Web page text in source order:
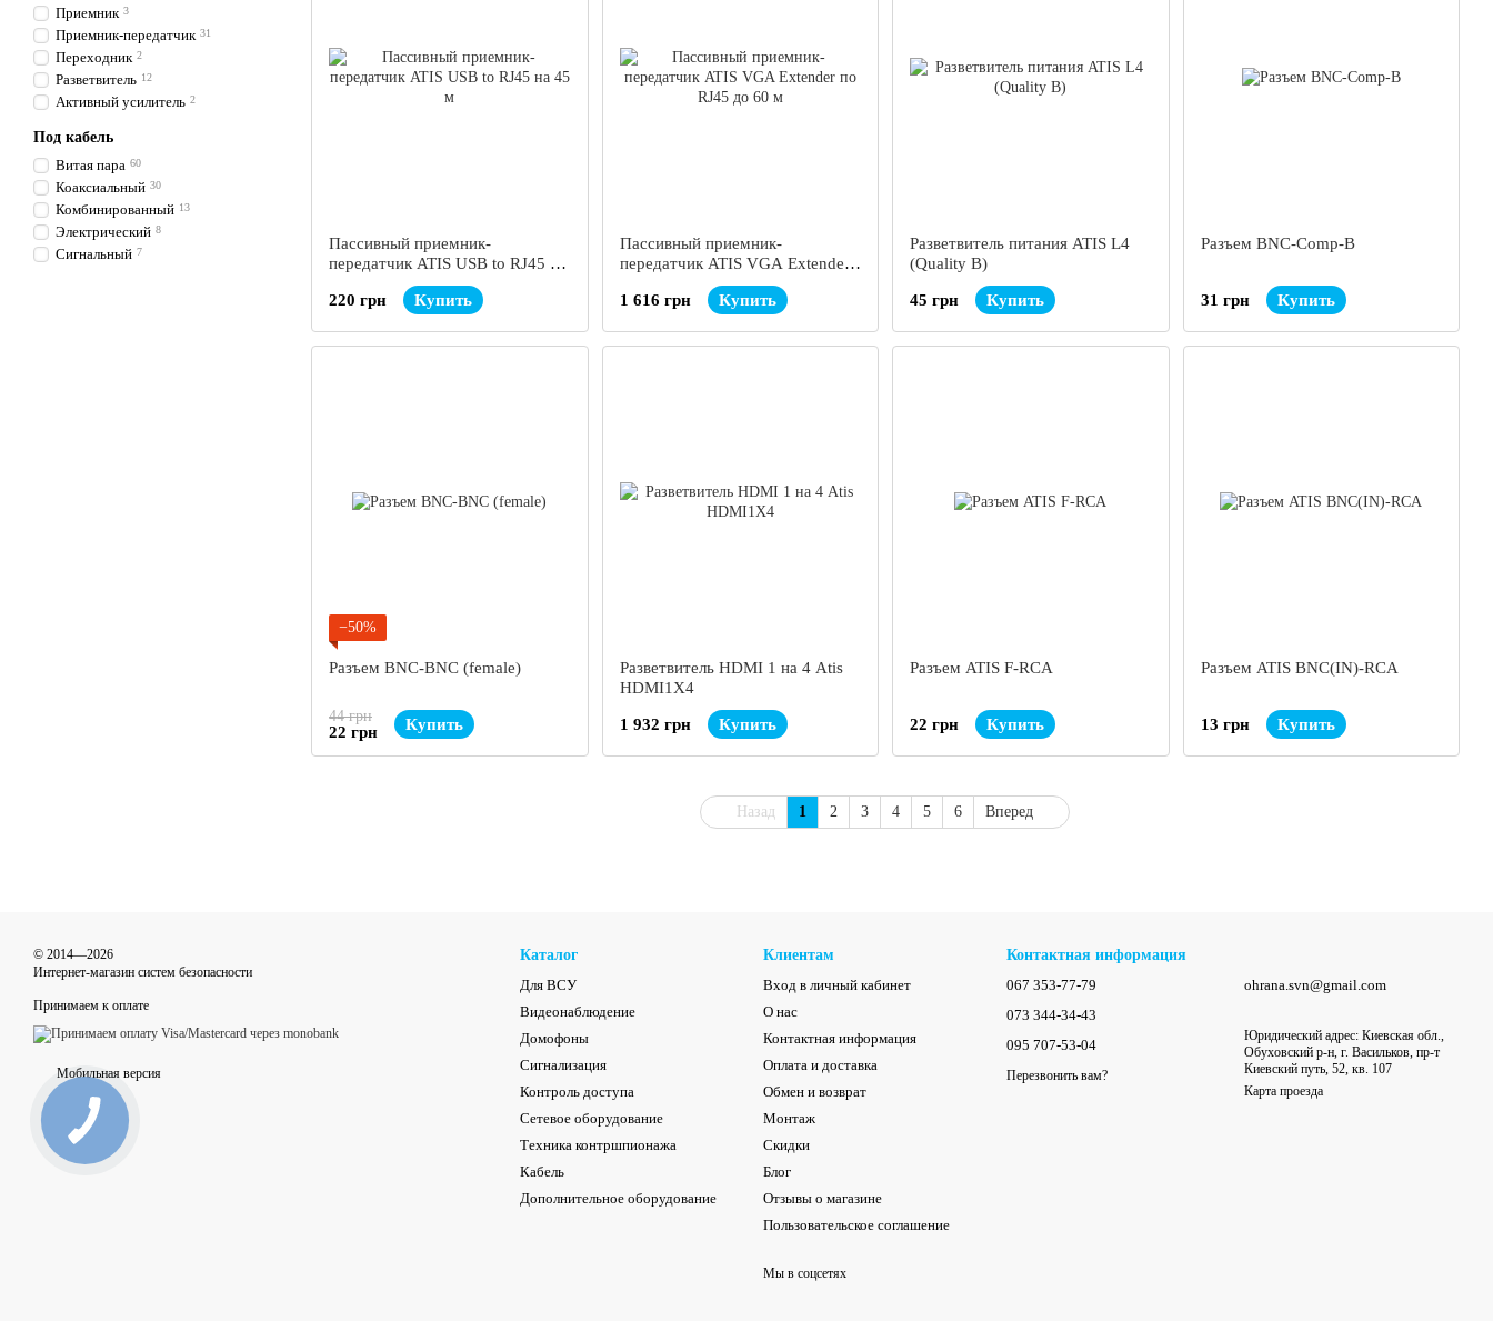
Пассивный приемник-
передатчик ATIS USB to RJ45 на
220 грн
Купить
Пассивный приемник-
передатчик ATIS VGA Extender
по RJ45 до 60 м
1 616 грн
Купить
Разветвитель питания ATIS L4
(Quality B)
45 грн Купить
Разъем BNC-Comp-B
31 грн Купить
−50%
Разъем BNC-BNC (female)
44 грн
22 грн Купить
Разветвитель HDMI 1 на 4 Atis
HDMI1X4
1 932 грн Купить
Разъем ATIS F-RCA
22 грн Купить
Разъем ATIS BNC(IN)-RCA
13 грн Купить
Назад 1 2 3 4 5 6 Вперед
Приемник 3
Приемник-передатчик 31
Переходник 2
Разветвитель 12
Активный усилитель 2
Под кабель
Витая пара 60
Коаксиальный 30
Комбинированный 13
Электрический 8
Сигнальный 7
© 2014—2026
Интернет-магазин систем безопасности
Принимаем к оплате
Мобильная версия
Каталог
Для ВСУ
Видеонаблюдение
Домофоны
Сигнализация
Контроль доступа
Сетевое оборудование
Техника контршпионажа
Кабель
Дополнительное оборудование
Клиентам
Вход в личный кабинет
О нас
Контактная информация
Оплата и доставка
Обмен и возврат
Монтаж
Скидки
Блог
Отзывы о магазине
Пользовательское соглашение
Мы в соцсетях
Контактная информация
067 353-77-79
073 344-34-43
095 707-53-04
Перезвонить вам?
ohrana.svn@gmail.com
Юридический адрес: Киевская обл.,
Обуховский р-н, г. Васильков, пр-т
Киевский путь, 52, кв. 107
Карта проезда